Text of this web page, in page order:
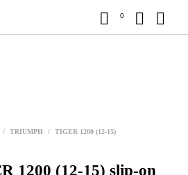
0
/ TRIUMPH / TIGER 1200 (12-15)
1200 (12-15) slip-on